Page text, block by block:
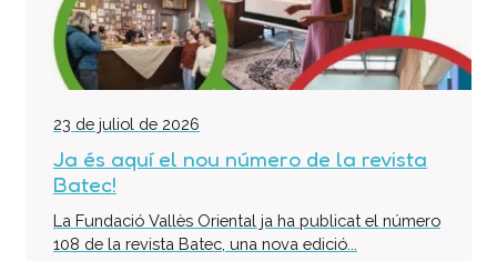
Bugaderia
Càtering
Serveis Generals
Col·labora
Voluntaris
23 de juliol de 2026
Ja és aquí el nou número de la revista
Batec!
La Fundació Vallès Oriental ja ha publicat el número
108 de la revista Batec, una nova edició...